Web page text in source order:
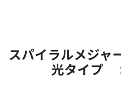
スパイラルメジャ
光タイプ